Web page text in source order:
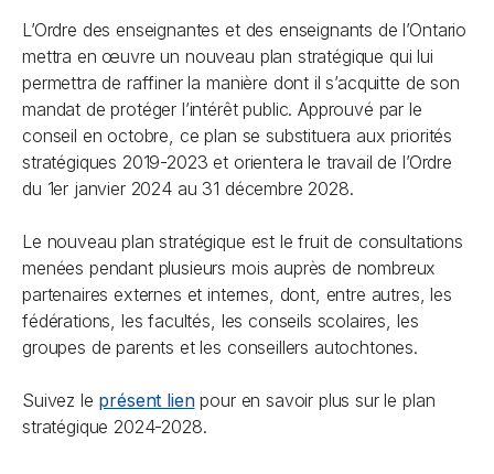
L’Ordre des enseignantes et des enseignants de l’Ontario
mettra en œuvre un nouveau plan stratégique qui lui
permettra de raffiner la manière dont il s’acquitte de son
mandat de protéger l’intérêt public. Approuvé par le
conseil en octobre, ce plan se substituera aux priorités
stratégiques 2019-2023 et orientera le travail de l’Ordre
du 1er janvier 2024 au 31 décembre 2028.
Le nouveau plan stratégique est le fruit de consultations
menées pendant plusieurs mois auprès de nombreux
partenaires externes et internes, dont, entre autres, les
fédérations, les facultés, les conseils scolaires, les
groupes de parents et les conseillers autochtones.
Suivez le présent lienpour en savoir plus sur le plan
stratégique 2024-2028.